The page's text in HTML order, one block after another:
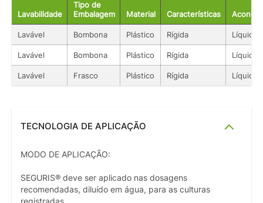
Lavabilidade
Tipo de
Embalagem
Material Características
Lavável Bombona Plástico Rígida Líquido
Lavável Bombona Plástico Rígida Líquido
Lavável Frasco Plástico Rígida Líquido
TECNOLOGIA DE APLICAÇÃO
MODO DE APLICAÇÃO:
SEGURIS® deve ser aplicado nas dosagens
recomendadas, diluído em água, para as culturas